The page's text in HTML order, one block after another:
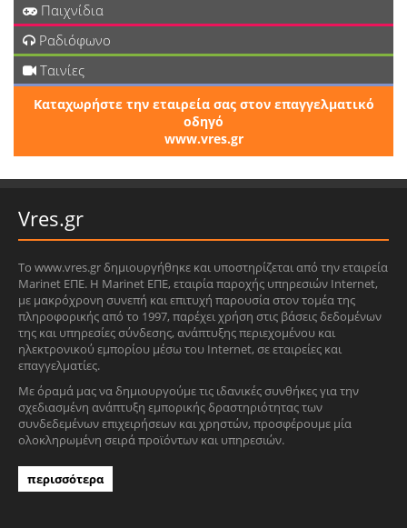
Παιχνίδια
Ραδιόφωνο
Ταινίες
Καταχωρήστε την εταιρεία σας στον επαγγελματικό
οδηγό
www.vres.gr
Vres.gr
Το www.vres.gr δημιουργήθηκε και υποστηρίζεται από την εταιρεία
Marinet ΕΠΕ. Η Marinet ΕΠΕ, εταιρία παροχής υπηρεσιών Internet,
με μακρόχρονη συνεπή και επιτυχή παρουσία στον τομέα της
πληροφορικής από το 1997, παρέχει χρήση στις βάσεις δεδομένων
της και υπηρεσίες σύνδεσης, ανάπτυξης περιεχομένου και
ηλεκτρονικού εμπορίου μέσω του Internet, σε εταιρείες και
επαγγελματίες.
Με όραμά μας να δημιουργούμε τις ιδανικές συνθήκες για την
σχεδιασμένη ανάπτυξη εμπορικής δραστηριότητας των
συνδεδεμένων επιχειρήσεων και χρηστών, προσφέρουμε μία
ολοκληρωμένη σειρά προϊόντων και υπηρεσιών.
περισσότερα